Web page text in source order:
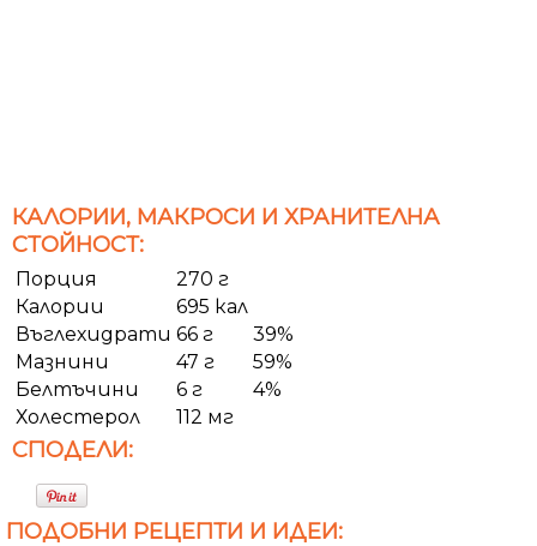
КАЛОРИИ, МАКРОСИ И ХРАНИТЕЛНА
СТОЙНОСТ:
Порция
270 г
Калории
695 кал
Въглехидрати 66 г
39%
Мазнини
47 г
59%
Белтъчини
6 г
4%
Холестерол
112 мг
СПОДЕЛИ:
ПОДОБНИ РЕЦЕПТИ И ИДЕИ: